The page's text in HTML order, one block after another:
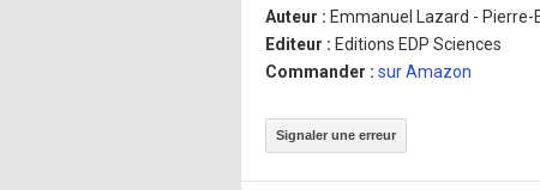
Auteur : Emmanuel Lazard - Pierre-
Editeur : Editions EDP Sciences
Commander : sur Amazon
Signaler une erreur